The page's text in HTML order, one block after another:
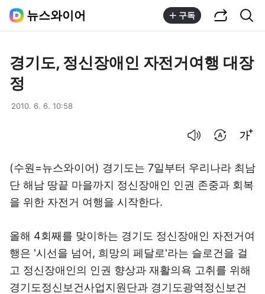
뉴스와이어 구독
경기도, 정신장애인 자전거여행 대장
정
2010. 6. 6. 10:58
(수원=뉴스와이어) 경기도는 7일부터 우리나라 최남
단 해남 땅끝 마을까지 정신장애인 인권 존중과 회복
을 위한 자전거 여행을 시작한다.
올해 4회째를 맞이하는 경기도 정신장애인 자전거여
행은 '시선을 넘어, 희망의 페달로'라는 슬로건을 걸
고 정신장애인의 인권 향상과 재활의욕 고취를 위해
경기도정신보건사업지원단과 경기도광역정신보건